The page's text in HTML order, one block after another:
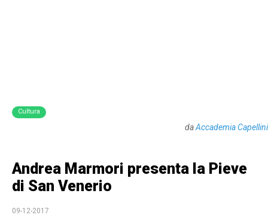
Cultura
daAccademia Capellini
Andrea Marmori presenta la Pieve
di San Venerio
09-12-2017